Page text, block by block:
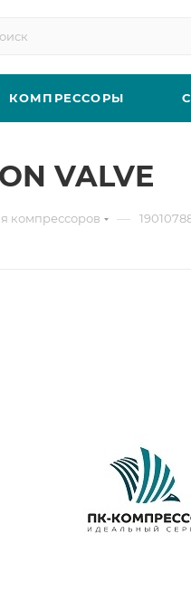
КОМПРЕССОРЫ
VALVE
компрессоров —